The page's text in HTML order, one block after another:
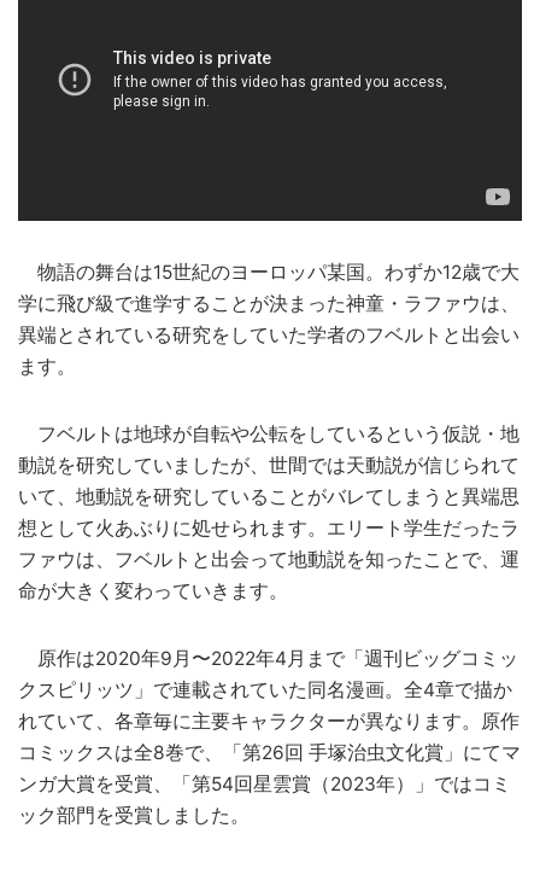
物語の舞台は15世紀のヨーロッパ某国。わずか12歳で大
学に飛び級で進学することが決まった神童・ラファウは、
異端とされている研究をしていた学者のフベルトと出会い
ます。
フベルトは地球が自転や公転をしているという仮説・地
動説を研究していましたが、世間では天動説が信じられて
いて、地動説を研究していることがバレてしまうと異端思
想として火あぶりに処せられます。エリート学生だったラ
ファウは、フベルトと出会って地動説を知ったことで、運
命が大きく変わっていきます。
原作は2020年9月〜2022年4月まで「週刊ビッグコミッ
クスピリッツ」で連載されていた同名漫画。全4章で描か
れていて、各章毎に主要キャラクターが異なります。原作
コミックスは全8巻で、「第26回 手塚治虫文化賞」にてマ
ンガ大賞を受賞、「第54回星雲賞（2023年）」ではコミ
ック部門を受賞しました。